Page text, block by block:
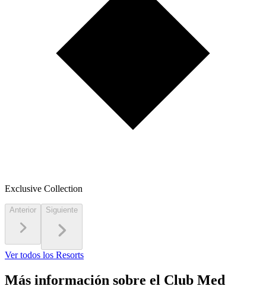
Exclusive Collection
Anterior Siguiente
Ver todos los Resorts
Más información sobre el Club Med